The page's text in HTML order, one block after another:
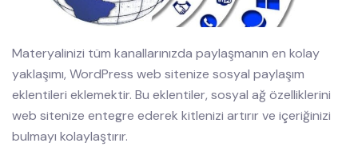
Materyalinizi tüm kanallarınızda paylaşmanın en kolay
yaklaşımı, WordPress web sitenize sosyal paylaşım
eklentileri eklemektir. Bu eklentiler, sosyal ağ özelliklerini
web sitenize entegre ederek kitlenizi artırır ve içeriğinizi
bulmayı kolaylaştırır.